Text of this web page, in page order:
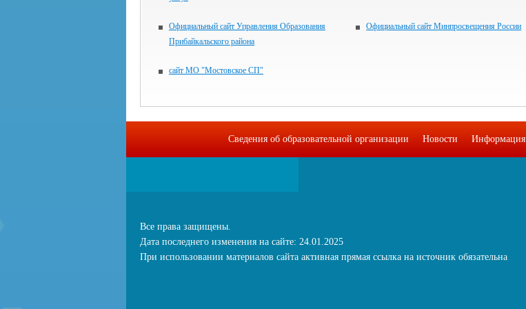
Официальный сайт Управления Образования
Прибайкальского района
Официальный сайт Минпросвещения России
сайт МО "Мостовское СП"
Сведения об образовательной организации Новости Информация
Все права защищены.
Дата последнего изменения на сайте: 24.01.2025
При использовании материалов сайта активная прямая ссылка на источник обязательна